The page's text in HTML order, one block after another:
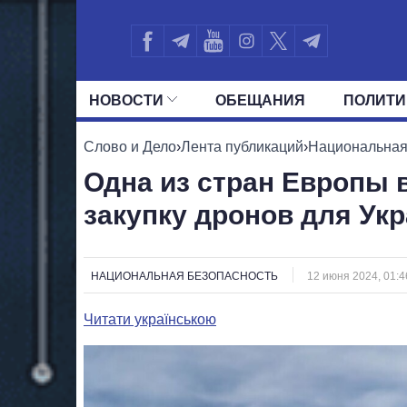
НОВОСТИ ОБЕЩАНИЯ
ВСЕ ПОЛИТИКИ ПРЕЗИДЕНТ И
Слово и Дело›Лента публикаций›
Одна из стран Европы
закупку дронов для
НАЦИОНАЛЬНАЯ БЕЗОПАСНОСТЬ 12 июня 2024,
Читати українською